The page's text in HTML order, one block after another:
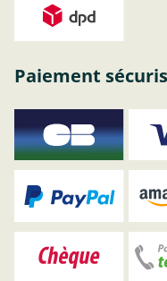
Paiement